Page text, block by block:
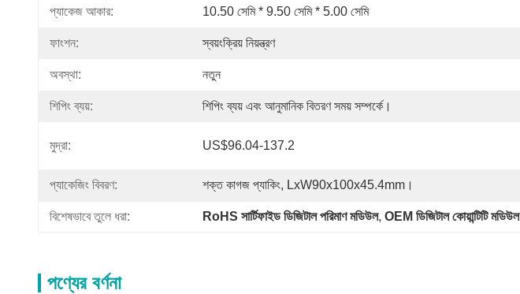
প্যাকেজ আকার: 10.50 সেমি * 9.50 সেমি * 5.00 সেমি
ফাংশন: স্বয়ংক্রিয় নিয়ন্ত্রণ
অবস্থা: নতুন
শিপিং ব্যয়: শিপিং ব্যয় এবং আনুমানিক বিতরণ সময় সম্পর্কে।
মুদ্রা: US$96.04-137.2
প্যাকেজিং বিবরণ: শক্ত কাগজ প্যাকিং, LxW90x100x45.4mm।
বিশেষভাবে তুলে ধরা: RoHS সার্টিফাইড ডিজিটাল পরিমাণ মডিউল, OEM ডিজিটাল কোয়ান্টিটি মডিউল
পণ্যের বর্ণনা